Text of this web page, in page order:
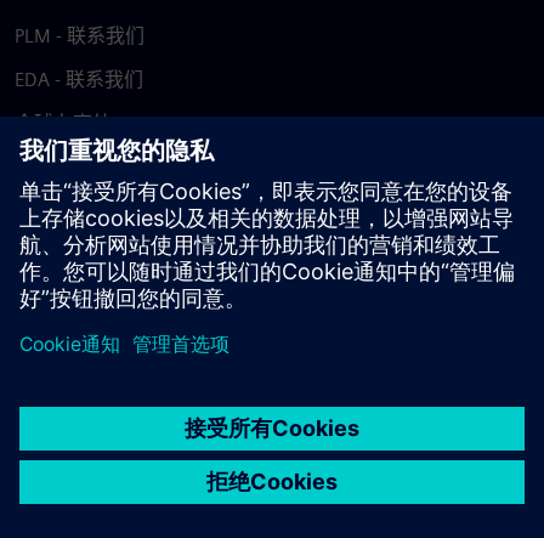
PLM - 联系我们
EDA - 联系我们
全球办事处
支持中心
提供反馈
报告盗版行为
© Siemens2026